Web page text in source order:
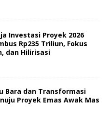
Investasi Proyek 2026
Rp235 Triliun, Fokus
dan Hilirisasi
Bara dan Transformasi
Proyek Emas Awak Mas